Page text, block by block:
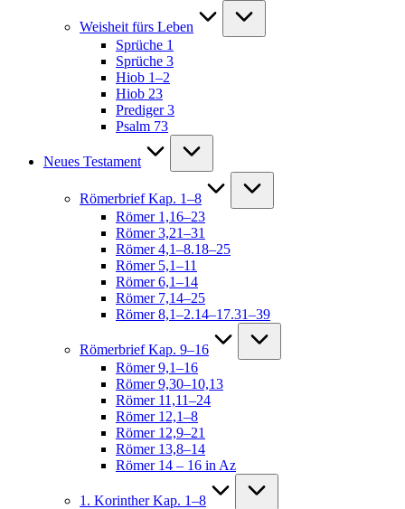
Weisheit fürs Leben
Sprüche 1
Sprüche 3
Hiob 1–2
Hiob 23
Prediger 3
Psalm 73
Neues Testament
Römerbrief Kap. 1–8
Römer 1,16–23
Römer 3,21–31
Römer 4,1–8.18–25
Römer 5,1–11
Römer 6,1–14
Römer 7,14–25
Römer 8,1–2.14–17.31–39
Römerbrief Kap. 9–16
Römer 9,1–16
Römer 9,30–10,13
Römer 11,11–24
Römer 12,1–8
Römer 12,9–21
Römer 13,8–14
Römer 14 – 16 in Az
1. Korinther Kap. 1–8